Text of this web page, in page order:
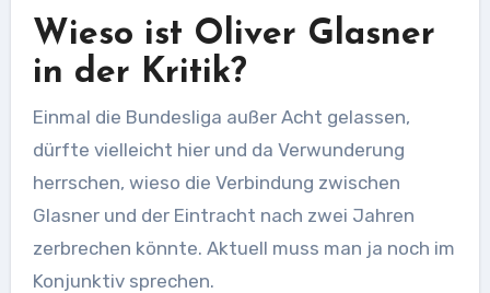
Wieso ist Oliver Glasner
in der Kritik?
Einmal die Bundesliga außer Acht gelassen,
dürfte vielleicht hier und da Verwunderung
herrschen, wieso die Verbindung zwischen
Glasner und der Eintracht nach zwei Jahren
zerbrechen könnte. Aktuell muss man ja noch im
Konjunktiv sprechen.